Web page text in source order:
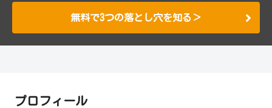
無料で3つの落とし穴を知る＞
プロフィール